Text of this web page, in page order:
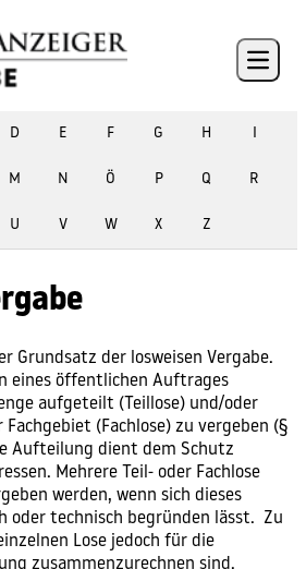
Open
D E F G H I
M N Ö P Q R
U V W X Z
Grundsatz der losweisen Vergabe.
eines öffentlichen Auftrages
aufgeteilt (Teillose) und/oder
(Fachlose) zu vergeben (§
Aufteilung dient dem Schutz
Mehrere Teil- oder Fachlose
werden, wenn sich dieses
oder technisch begründen lässt.
Zu
Lose jedoch für die
zusammenzurechnen sind.